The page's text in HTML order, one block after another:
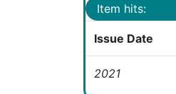
Item hits:
Issue Date
2021